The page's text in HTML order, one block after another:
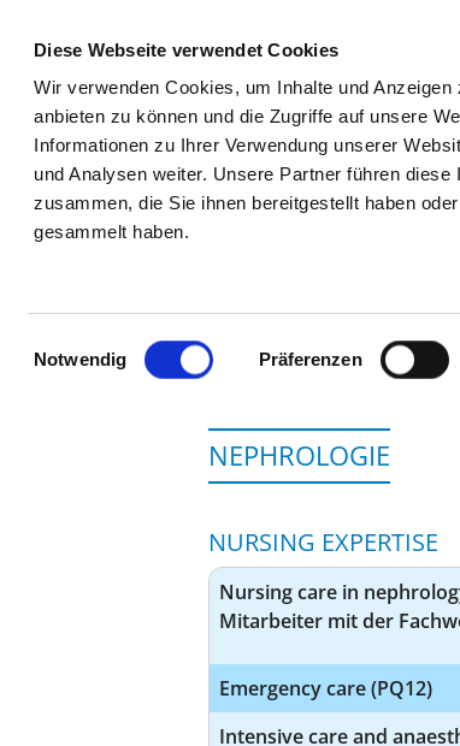
Diese Webseite verwendet Cookies
Wir verwenden Cookies, um Inhalte und
anbieten zu können und die Zugriffe auf unsere
Informationen zu Ihrer Verwendung unserer
und Analysen weiter. Unsere Partner führen
zusammen, die Sie ihnen bereitgestellt haben
gesammelt haben.
Einwilligungsauswahl
Notwendig Präferenzen
department
NEPHROLOGIE
NURSING EXPERTISE
Nursing care in
Mitarbeiter mit der
Emergency care (PQ12)
Intensive care and